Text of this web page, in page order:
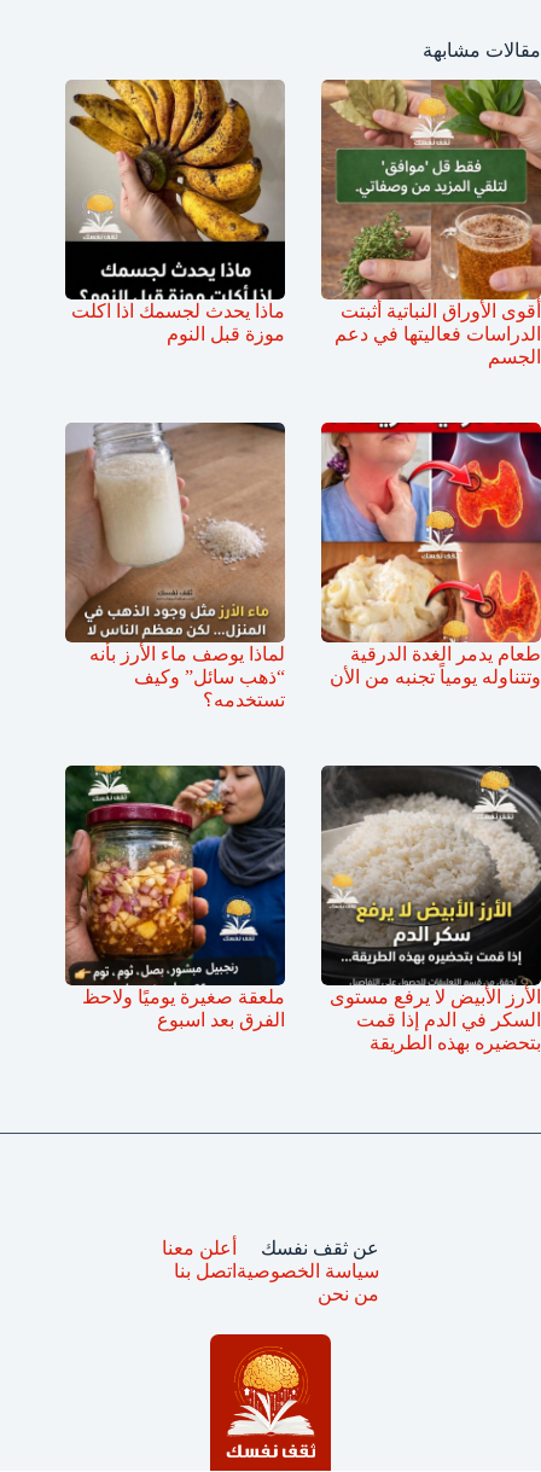
مقالات مشابهة
أقوى الأوراق النباتية أثبتت
الدراسات فعاليتها في دعم
الجسم
ماذا يحدث لجسمك اذا اكلت
موزة قبل النوم
طعام يدمر الغدة الدرقية
وتتناوله يومياً تجنبه من الأن
لماذا يوصف ماء الأرز بأنه
“ذهب سائل” وكيف
تستخدمه؟
الأرز الأبيض لا يرفع مستوى
السكر في الدم إذا قمت
بتحضيره بهذه الطريقة
ملعقة صغيرة يوميًا ولاحظ
الفرق بعد اسبوع
عن ثقف نفسك
سياسة الخصوصية
من نحن
أعلن معنا
اتصل بنا